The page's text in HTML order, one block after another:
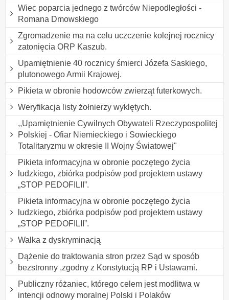
Wiec poparcia jednego z twórców Niepodległości -
Romana Dmowskiego
Zgromadzenie ma na celu uczczenie kolejnej rocznicy
zatonięcia ORP Kaszub.
Upamiętnienie 40 rocznicy śmierci Józefa Saskiego,
plutonowego Armii Krajowej.
Pikieta w obronie hodowców zwierząt futerkowych.
Weryfikacja listy żołnierzy wyklętych.
,,Upamiętnienie Cywilnych Obywateli Rzeczypospolitej
Polskiej - Ofiar Niemieckiego i Sowieckiego
Totalitaryzmu w okresie II Wojny Światowej"
Pikieta informacyjna w obronie poczętego życia
ludzkiego, zbiórka podpisów pod projektem ustawy
„STOP PEDOFILII”.
Pikieta informacyjna w obronie poczętego życia
ludzkiego, zbiórka podpisów pod projektem ustawy
„STOP PEDOFILII”.
Walka z dyskryminacją
Dążenie do traktowania stron przez Sąd w sposób
bezstronny ,zgodny z Konstytucją RP i Ustawami.
Publiczny różaniec, którego celem jest modlitwa w
intencji odnowy moralnej Polski i Polaków